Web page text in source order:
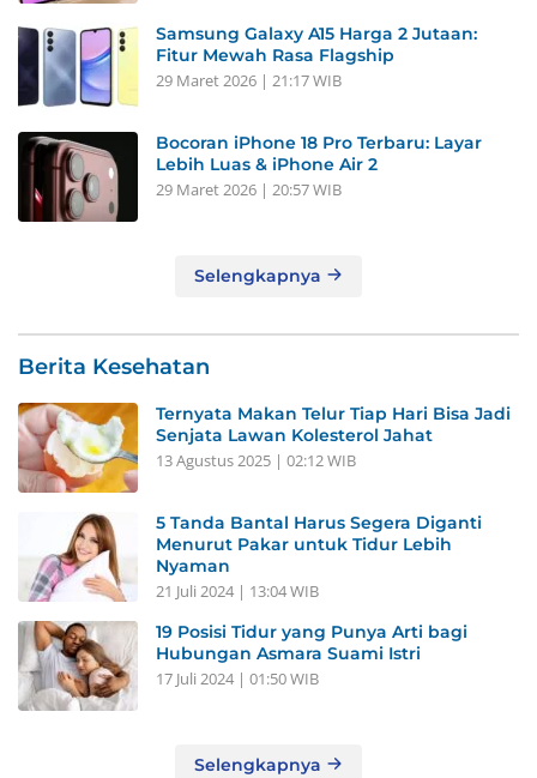
Samsung Galaxy A15 Harga 2 Jutaan:
Fitur Mewah Rasa Flagship
29 Maret 2026 | 21:17 WIB
Bocoran iPhone 18 Pro Terbaru: Layar
Lebih Luas & iPhone Air 2
29 Maret 2026 | 20:57 WIB
Selengkapnya
Berita Kesehatan
Ternyata Makan Telur Tiap Hari Bisa Jadi
Senjata Lawan Kolesterol Jahat
13 Agustus 2025 | 02:12 WIB
5 Tanda Bantal Harus Segera Diganti
Menurut Pakar untuk Tidur Lebih
Nyaman
21 Juli 2024 | 13:04 WIB
19 Posisi Tidur yang Punya Arti bagi
Hubungan Asmara Suami Istri
17 Juli 2024 | 01:50 WIB
Selengkapnya